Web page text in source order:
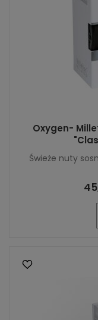
Oxygen-
Świeże nuty